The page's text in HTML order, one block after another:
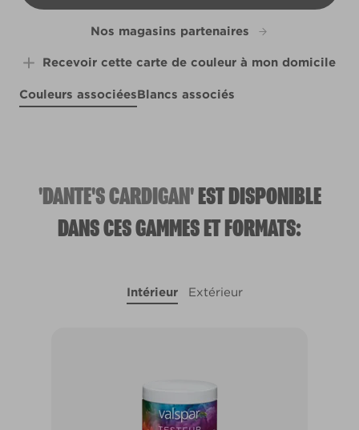
Nos magasins partenaires
Recevoir cette carte de couleur à mon domicile
Couleurs associéesBlancs associés
'DANTE'S CARDIGAN'EST DISPONIBLE
DANS CES GAMMES ET FORMATS:
Intérieur Extérieur